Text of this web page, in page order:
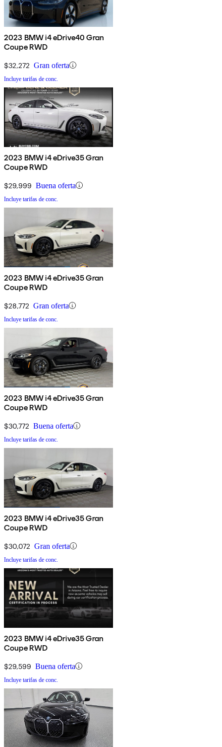
2023 BMW i4 eDrive40 Gran
Coupe RWD
$32,272 Gran oferta
Incluye tarifas de conc.
2023 BMW i4 eDrive35 Gran
Coupe RWD
$29,999 Buena oferta
Incluye tarifas de conc.
2023 BMW i4 eDrive35 Gran
Coupe RWD
$28,772 Gran oferta
Incluye tarifas de conc.
2023 BMW i4 eDrive35 Gran
Coupe RWD
$30,772 Buena oferta
Incluye tarifas de conc.
2023 BMW i4 eDrive35 Gran
Coupe RWD
$30,072 Gran oferta
Incluye tarifas de conc.
2023 BMW i4 eDrive35 Gran
Coupe RWD
$29,599 Buena oferta
Incluye tarifas de conc.